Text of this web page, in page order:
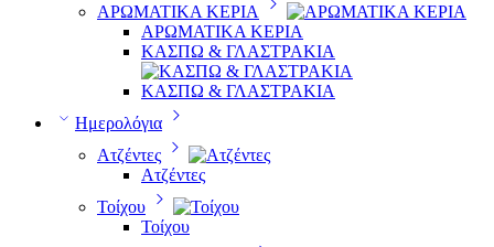
ΑΡΩΜΑΤΙΚΑ ΚΕΡΙΑ
ΑΡΩΜΑΤΙΚΑ ΚΕΡΙΑ
ΚΑΣΠΩ & ΓΛΑΣΤΡΑΚΙΑ
ΚΑΣΠΩ & ΓΛΑΣΤΡΑΚΙΑ
Ημερολόγια
Ατζέντες
Ατζέντες
Τοίχου
Τοίχου